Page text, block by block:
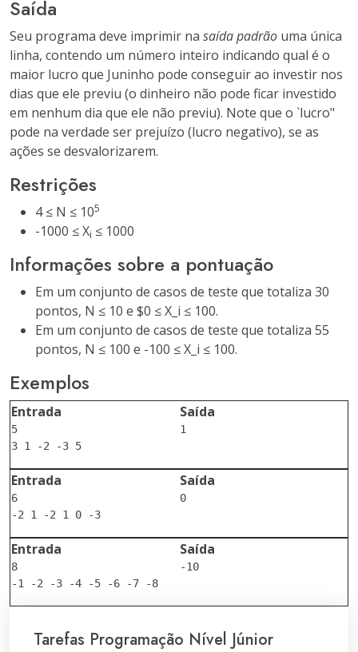
Saída
Seu programa deve imprimir na saída padrão uma única
linha, contendo um número inteiro indicando qual é o
maior lucro que Juninho pode conseguir ao investir nos
dias que ele previu (o dinheiro não pode ficar investido
em nenhum dia que ele não previu). Note que o `lucro"
pode na verdade ser prejuízo (lucro negativo), se as
ações se desvalorizarem.
Restrições
4 ≤ N ≤ 105
-1000 ≤ Xi ≤ 1000
Informações sobre a pontuação
Em um conjunto de casos de teste que totaliza 30
pontos, N ≤ 10 e $0 ≤ X_i ≤ 100.
Em um conjunto de casos de teste que totaliza 55
pontos, N ≤ 100 e -100 ≤ X_i ≤ 100.
Exemplos
Entrada
5
Saída
Entrada
6
Saída
Entrada
8
Saída
Tarefas Programação Nível Júnior